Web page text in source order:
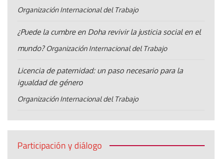
Organización Internacional del Trabajo
¿Puede la cumbre en Doha revivir la justicia social en el
mundo? Organización Internacional del Trabajo
Licencia de paternidad: un paso necesario para la
igualdad de género
Organización Internacional del Trabajo
Participación y diálogo